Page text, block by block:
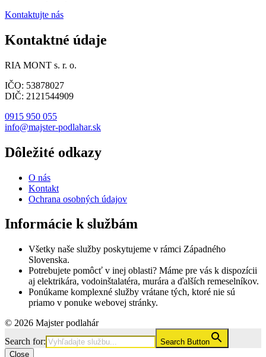
Kontaktujte nás
Kontaktné údaje
RIA MONT s. r. o.
IČO: 53878027
DIČ: 2121544909
0915 950 055
info@majster-podlahar.sk
Dôležité odkazy
O nás
Kontakt
Ochrana osobných údajov
Informácie k službám
Všetky naše služby poskytujeme v rámci Západného
Slovenska.
Potrebujete pomôcť v inej oblasti? Máme pre vás k dispozícii
aj elektrikára, vodoinštalatéra, murára a ďalších remeselníkov.
Ponúkame komplexné služby vrátane tých, ktoré nie sú
priamo v ponuke webovej stránky.
© 2026 Majster podlahár
Search for:
Search Button
Close